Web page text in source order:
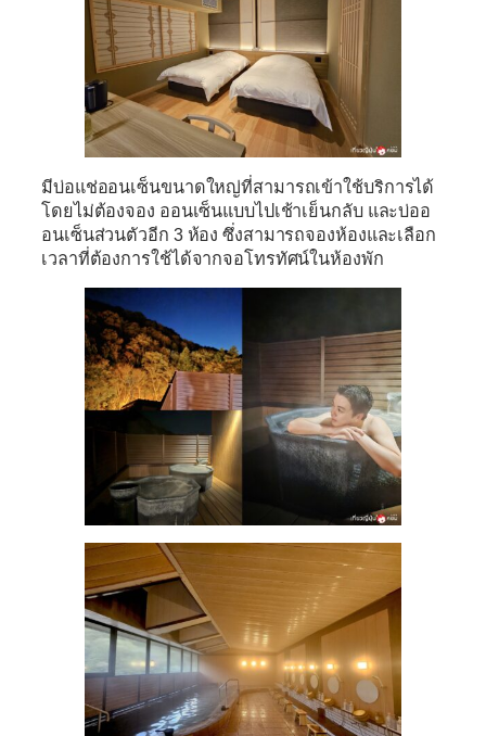
มีบ่อแช่ออนเซ็นขนาดใหญ่ที่สามารถเข้าใช้บริการได้
โดยไม่ต้องจอง ออนเซ็นแบบไปเช้าเย็นกลับ และบ่ออ
อนเซ็นส่วนตัวอีก 3 ห้อง ซึ่งสามารถจองห้องและเลือก
เวลาที่ต้องการใช้ได้จากจอโทรทัศน์ในห้องพัก